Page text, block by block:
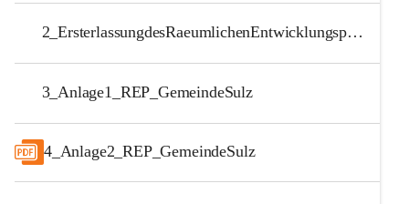
2_ErsterlassungdesRaeumlichenEntwicklungsplanesderGemeindeSulz
3_Anlage1_REP_GemeindeSulz
4_Anlage2_REP_GemeindeSulz